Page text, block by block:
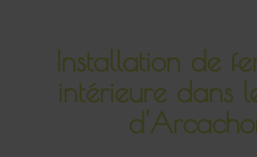
Installation de
intérieure dans